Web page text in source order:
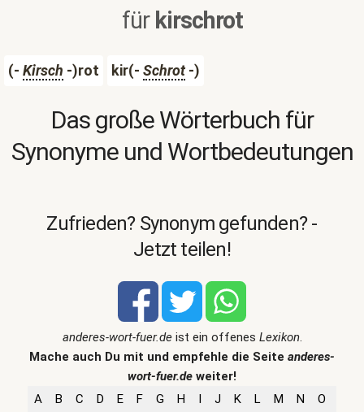
für kirschrot
(- Kirsch -)rot kir(- Schrot-)
Das große Wörterbuch für
Synonyme und Wortbedeutungen
Zufrieden? Synonym gefunden? -
Jetzt teilen!
anderes-wort-fuer.deist ein offenes Lexikon.
Mache auch Du mit und empfehle die Seite anderes-
wort-fuer.de weiter!
A
B C D E F G H I J K L M N O